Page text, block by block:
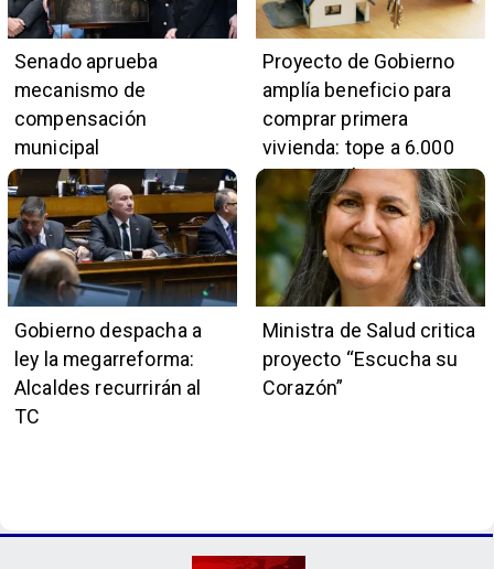
Senado aprueba
mecanismo de
compensación
municipal
Proyecto de Gobierno
amplía beneficio para
comprar primera
vivienda: tope a 6.000
UF y 30 mil cupos
Gobierno despacha a
ley la megarreforma:
Alcaldes recurrirán al
TC
Ministra de Salud critica
proyecto “Escucha su
Corazón”